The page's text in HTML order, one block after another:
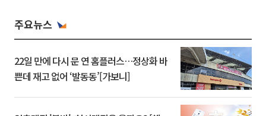
주요뉴스
22일 만에 다시 문 연 홈플러스…정상화 바
쁜데 재고 없어 ‘발동동’[가보니]